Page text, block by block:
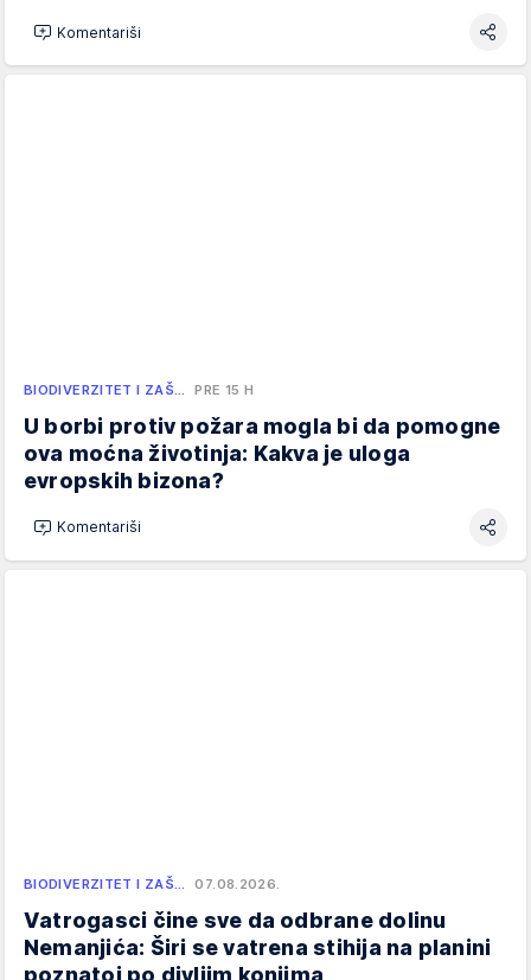
Komentariši
BIODIVERZITET I ZAŠ… PRE 15 H
U borbi protiv požara mogla bi da pomogne
ova moćna životinja: Kakva je uloga
evropskih bizona?
Komentariši
BIODIVERZITET I ZAŠ… 07.08.2026.
Vatrogasci čine sve da odbrane dolinu
Nemanjića: Širi se vatrena stihija na planini
poznatoj po divljim konjima